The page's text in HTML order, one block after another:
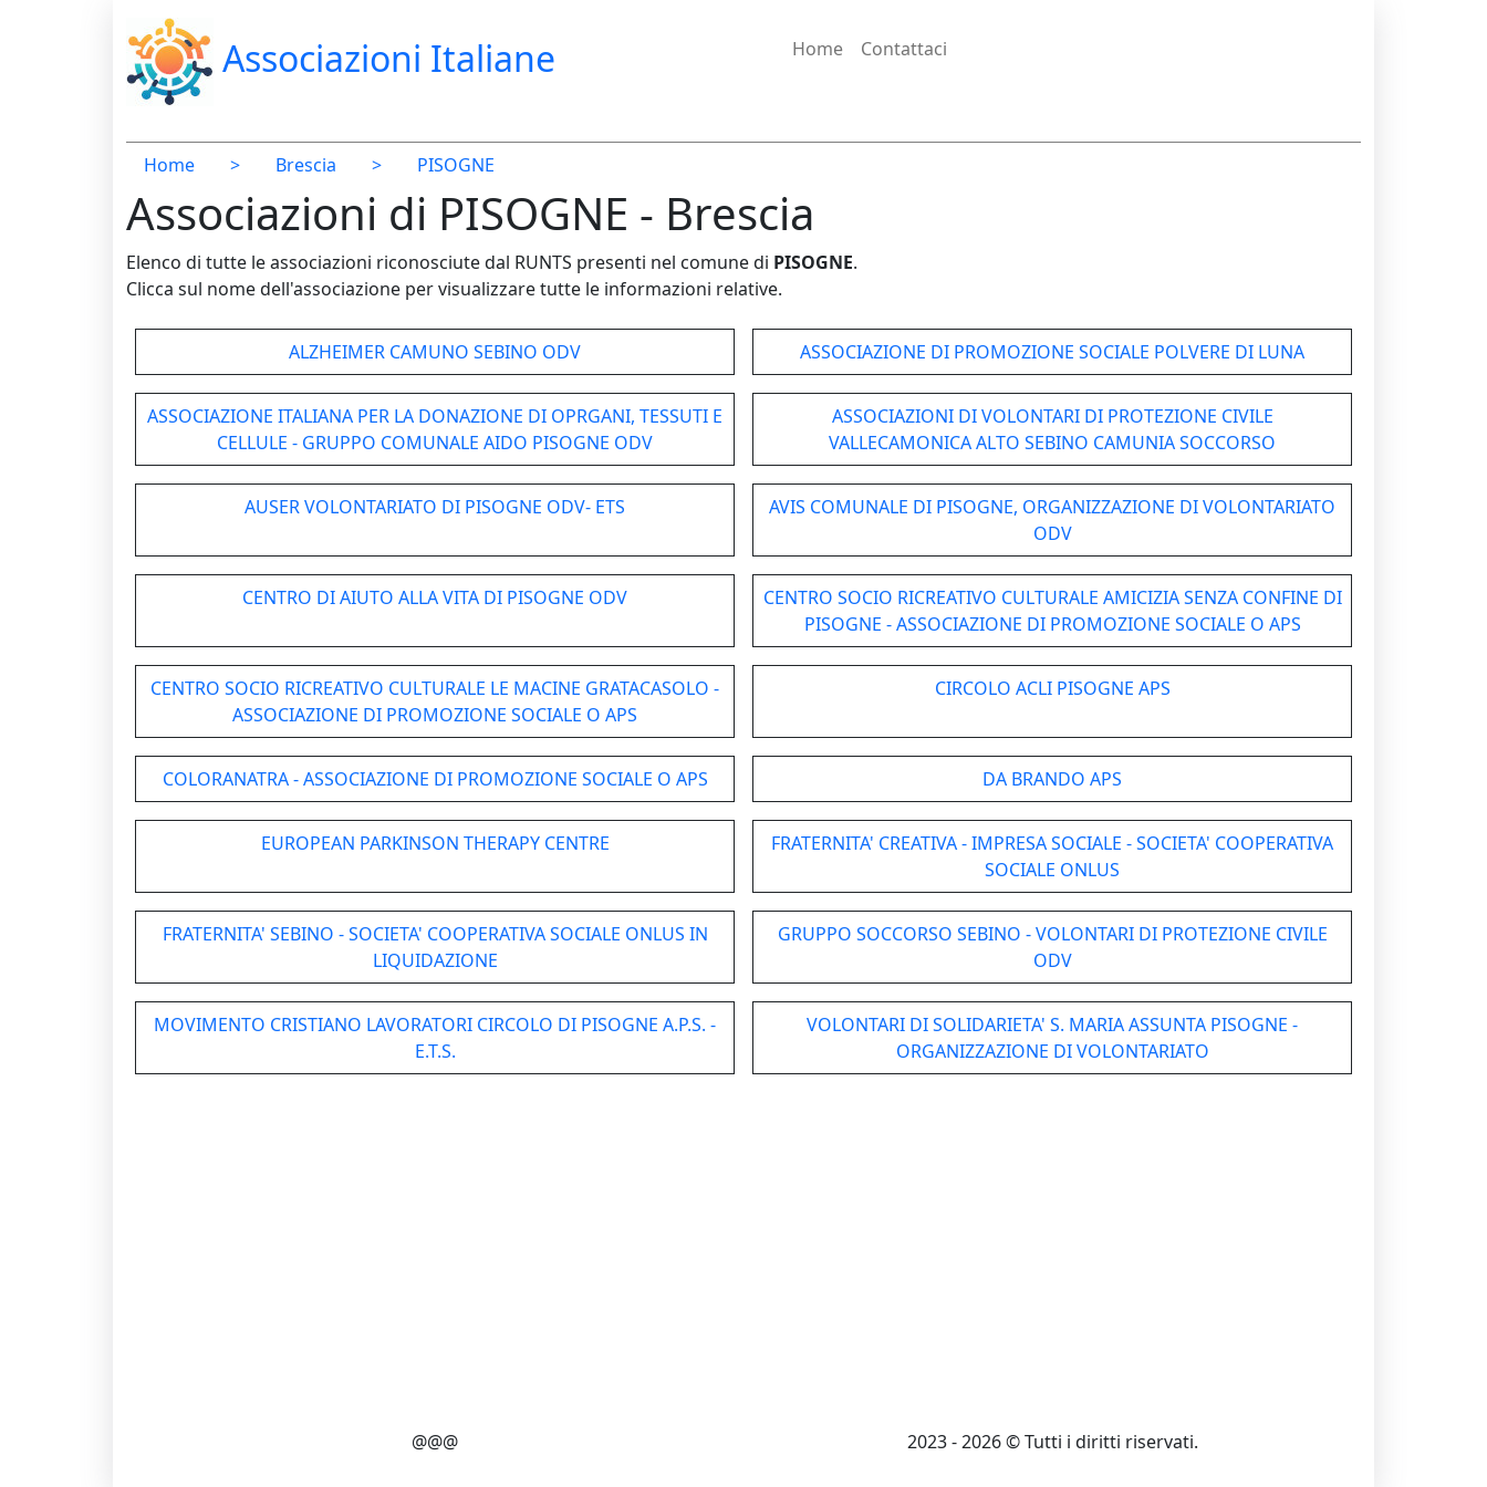
Associazioni Italiane Home Contattaci
Home > Brescia > PISOGNE
Associazioni di PISOGNE - Brescia
Elenco di tutte le associazioni riconosciute dal RUNTS presenti nel comune di PISOGNE.
Clicca sul nome dell'associazione per visualizzare tutte le informazioni relative.
ALZHEIMER CAMUNO SEBINO ODV ASSOCIAZIONE DI PROMOZIONE SOCIALE POLVERE DI LUNA
ASSOCIAZIONE ITALIANA PER LA DONAZIONE DI OPRGANI, TESSUTI E
CELLULE - GRUPPO COMUNALE AIDO PISOGNE ODV
ASSOCIAZIONI DI VOLONTARI DI PROTEZIONE CIVILE
VALLECAMONICA ALTO SEBINO CAMUNIA SOCCORSO
AUSER VOLONTARIATO DI PISOGNE ODV- ETS
AVIS COMUNALE DI PISOGNE, ORGANIZZAZIONE DI VOLONTARIATO
ODV
CENTRO DI AIUTO ALLA VITA DI PISOGNE ODV
CENTRO SOCIO RICREATIVO CULTURALE AMICIZIA SENZA CONFINE DI
PISOGNE - ASSOCIAZIONE DI PROMOZIONE SOCIALE O APS
CENTRO SOCIO RICREATIVO CULTURALE LE MACINE GRATACASOLO -
ASSOCIAZIONE DI PROMOZIONE SOCIALE O APS
CIRCOLO ACLI PISOGNE APS
COLORANATRA - ASSOCIAZIONE DI PROMOZIONE SOCIALE O APS DA BRANDO APS
EUROPEAN PARKINSON THERAPY CENTRE
FRATERNITA' CREATIVA - IMPRESA SOCIALE - SOCIETA' COOPERATIVA
SOCIALE ONLUS
FRATERNITA' SEBINO - SOCIETA' COOPERATIVA SOCIALE ONLUS IN
LIQUIDAZIONE
GRUPPO SOCCORSO SEBINO - VOLONTARI DI PROTEZIONE CIVILE
ODV
MOVIMENTO CRISTIANO LAVORATORI CIRCOLO DI PISOGNE A.P.S. -
E.T.S.
VOLONTARI DI SOLIDARIETA' S. MARIA ASSUNTA PISOGNE -
ORGANIZZAZIONE DI VOLONTARIATO
@@@ 2023 - 2026 © Tutti i diritti riservati.